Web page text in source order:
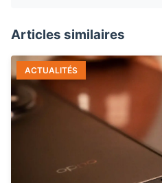
Articles similaires
ACTUALITÉS